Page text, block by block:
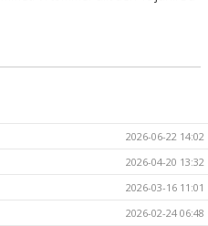
2026-06-22 14:02
2026-04-20 13:32
2026-03-16 11:01
2026-02-24 06:48